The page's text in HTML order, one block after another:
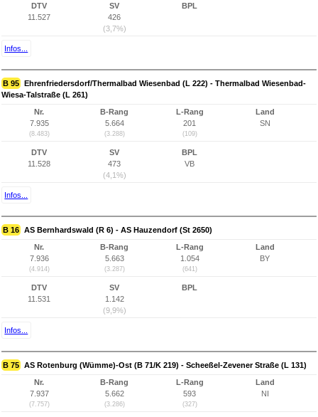
DTV
11.527
SV
426
(3,7%)
BPL
Infos...
B 95 Ehrenfriedersdorf/Thermalbad Wiesenbad (L 222) - Thermalbad Wiesenbad-
Wiesa-Talstraße (L 261)
Nr.
7.935
(8.483)
B-Rang
5.664
(3.288)
L-Rang
201
(109)
Land
SN
DTV
11.528
SV
473
(4,1%)
BPL
VB
Infos...
B 16 AS Bernhardswald (R 6) - AS Hauzendorf (St 2650)
Nr.
7.936
(4.914)
B-Rang
5.663
(3.287)
L-Rang
1.054
(641)
Land
BY
DTV
11.531
SV
1.142
(9,9%)
BPL
Infos...
B 75 AS Rotenburg (Wümme)-Ost (B 71/K 219) - Scheeßel-Zevener Straße (L 131)
Nr.
7.937
(7.757)
B-Rang
5.662
(3.286)
L-Rang
593
(327)
Land
NI